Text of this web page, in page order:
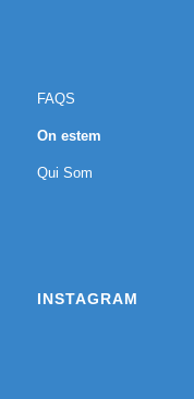
FAQS
On estem
Qui Som
INSTAGRAM